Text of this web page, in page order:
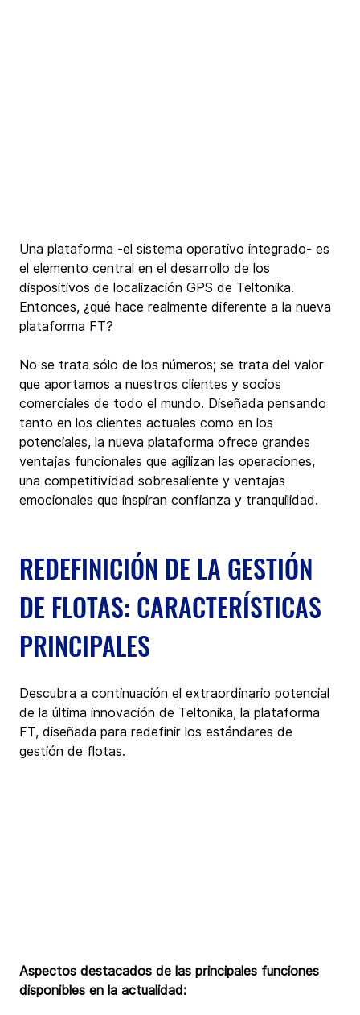
Una plataforma -el sistema operativo integrado- es
el elemento central en el desarrollo de los
dispositivos de localización GPS de Teltonika.
Entonces, ¿qué hace realmente diferente a la nueva
plataforma FT?
No se trata sólo de los números; se trata del valor
que aportamos a nuestros clientes y socios
comerciales de todo el mundo. Diseñada pensando
tanto en los clientes actuales como en los
potenciales, la nueva plataforma ofrece grandes
ventajas funcionales que agilizan las operaciones,
una competitividad sobresaliente y ventajas
emocionales que inspiran confianza y tranquilidad.
REDEFINICIÓN DE LA GESTIÓN
DE FLOTAS: CARACTERÍSTICAS
PRINCIPALES
Descubra a continuación el extraordinario potencial
de la última innovación de Teltonika, la plataforma
FT, diseñada para redefinir los estándares de
gestión de flotas.
Aspectos destacados de las principales funciones
disponibles en la actualidad: